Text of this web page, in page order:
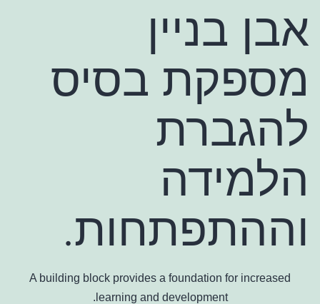
אבן בניין
מספקת בסיס
להגברת
הלמידה
וההתפתחות.
A building block provides a foundation for increased
learning and development.